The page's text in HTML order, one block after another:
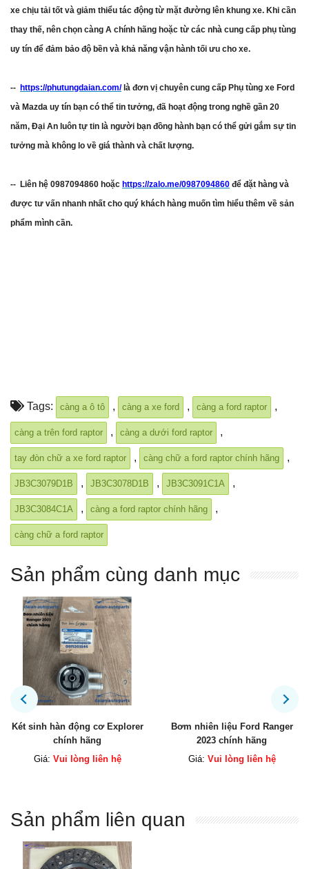
xe chịu tải tốt và giảm thiểu tác động từ mặt đường lên khung xe. Khi cần
thay thế, nên chọn càng A chính hãng hoặc từ các nhà cung cấp phụ tùng
uy tín để đảm bảo độ bền và khả năng vận hành tối ưu cho xe.
-- https://phutungdaian.com/là đơn vị chuyên cung cấp Phụ tùng xe Ford
và Mazda uy tín bạn có thể tin tưởng, đã hoạt động trong nghề gần 20
năm, Đại An luôn tự tin là người bạn đồng hành bạn có thể gửi gắm sự tin
tưởng mà không lo về giá thành và chất lượng.
-- Liên hệ 0987094860 hoặc https://zalo.me/0987094860 để đặt hàng và
được tư vấn nhanh nhất cho quý khách hàng muốn tìm hiểu thêm về sản
phẩm mình cần.
Tags: càng a ô tô , càng a xe ford , càng a ford raptor ,
càng a trên ford raptor , càng a dưới ford raptor ,
tay đòn chữ a xe ford raptor , càng chữ a ford raptor chính hãng ,
JB3C3079D1B , JB3C3078D1B , JB3C3091C1A ,
JB3C3084C1A , càng a ford raptor chính hãng ,
càng chữ a ford raptor
Sản phẩm cùng danh mục
Két sinh hàn động cơ Explorer
chính hãng
Giá: Vui lòng liên hệ
Bơm nhiên liệu Ford Ranger
2023 chính hãng
Giá: Vui lòng liên hệ
Sản phẩm liên quan